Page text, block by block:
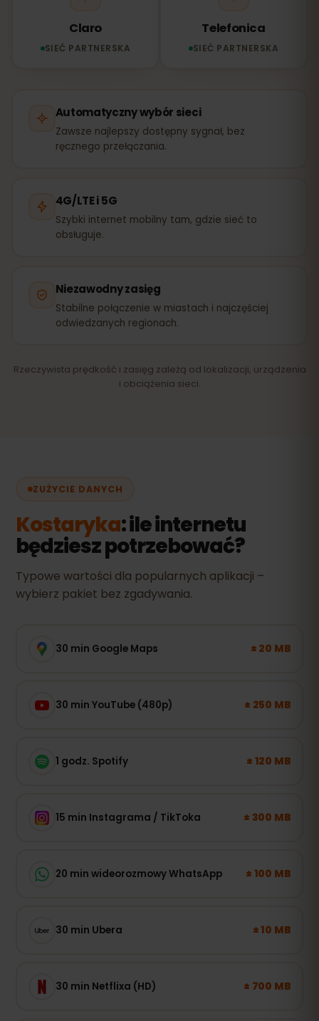
Claro
SIEĆ PARTNERSKA
Telefonica
SIEĆ PARTNERSKA
Automatyczny wybór sieci
Zawsze najlepszy dostępny sygnał, bez
ręcznego przełączania.
4G/LTE i 5G
Szybki internet mobilny tam, gdzie sieć to
obsługuje.
Niezawodny zasięg
Stabilne połączenie w miastach i najczęściej
odwiedzanych regionach.
Rzeczywista prędkość i zasięg zależą od lokalizacji, urządzenia
i obciążenia sieci.
ZUŻYCIE DANYCH
Kostaryka: ile internetu
będziesz potrzebować?
Typowe wartości dla popularnych aplikacji –
wybierz pakiet bez zgadywania.
30 min Google Maps ± 20 MB
30 min YouTube (480p) ± 250 MB
1 godz. Spotify ± 120 MB
15 min Instagrama / TikToka ± 300 MB
20 min wideorozmowy WhatsApp ± 100 MB
30 min Ubera ± 10 MB
30 min Netflixa (HD) ± 700 MB